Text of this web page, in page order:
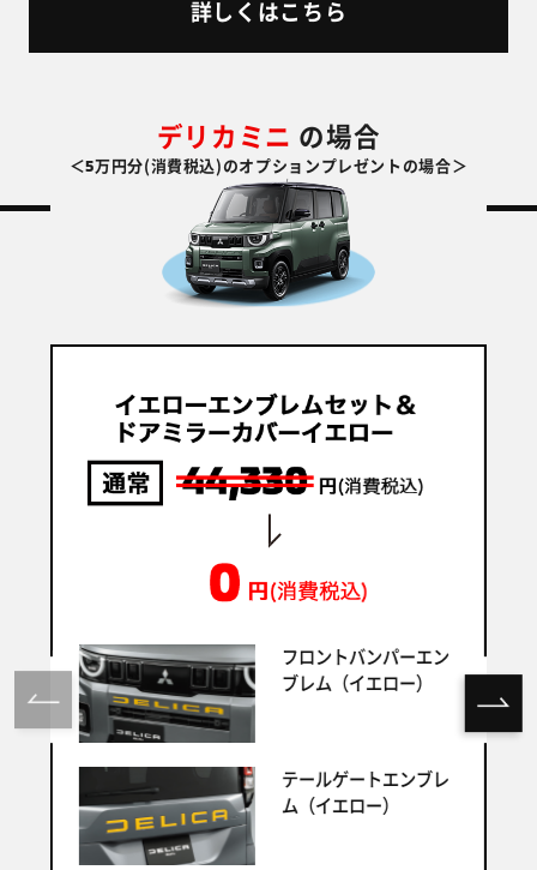
詳しくはこちら
デリカミニ の場合
＜5万円分(消費税込)のオプションプレゼントの場合＞
フロントバンパーエン
ブレム（イエロー）
テールゲートエンブレ
ム（イエロー）